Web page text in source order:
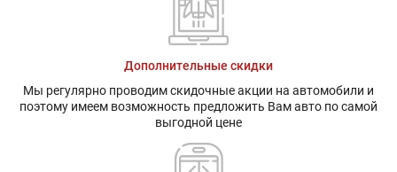
Дополнительные скидки
Мы регулярно проводим скидочные акции на автомобили и
поэтому имеем возможность предложить Вам авто по самой
выгодной цене